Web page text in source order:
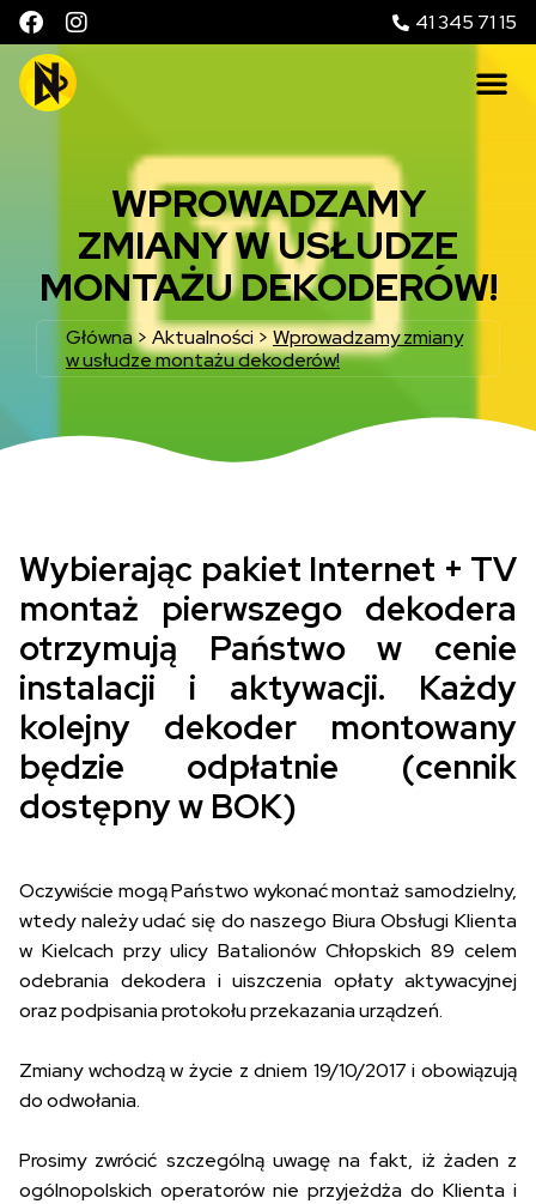
41 345 71 15
WPROWADZAMY
ZMIANY W USŁUDZE
MONTAŻU DEKODERÓW!
Główna> Aktualności > Wprowadzamy zmiany
w usłudze montażu dekoderów!
Wybierając pakiet Internet + TV
montaż pierwszego dekodera
otrzymują Państwo w cenie
instalacji i aktywacji. Każdy
kolejny dekoder montowany
będzie odpłatnie (cennik
dostępny w BOK)
Oczywiście mogą Państwo wykonać montaż samodzielny,
wtedy należy udać się do naszego Biura Obsługi Klienta
w Kielcach przy ulicy Batalionów Chłopskich 89 celem
odebrania dekodera i uiszczenia opłaty aktywacyjnej
oraz podpisania protokołu przekazania urządzeń.
Zmiany wchodzą w życie z dniem 19/10/2017 i obowiązują
do odwołania.
Prosimy zwrócić szczególną uwagę na fakt, iż żaden z
ogólnopolskich operatorów nie przyjeżdża do Klienta i